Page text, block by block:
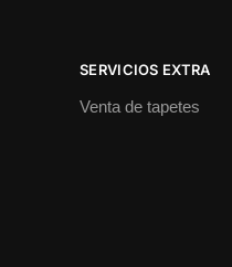
SERVICIOS EXTRA
Venta de tapetes